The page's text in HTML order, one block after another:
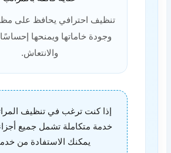
تنظيف احترافي يحافظ على
وجودة خاماتها ويمنحها إحساسًا
والانتعاش.
إذا كنت ترغب في تنظيف
خدمة متكاملة تشمل جميع
يمكنك الاستفادة من